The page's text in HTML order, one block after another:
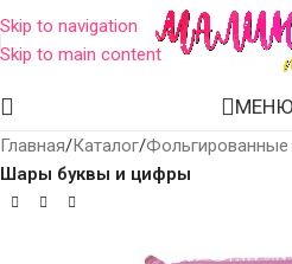
Skip to navigation
Skip to main content
МЕНЮ
Главная Каталог
Шары буквы и цифры